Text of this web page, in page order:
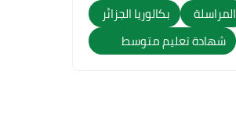
المراسلة
بكالوريا الجزائر
شهادة تعليم متوسط